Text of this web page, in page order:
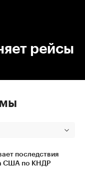
рейсы
последствия
США по КНДР